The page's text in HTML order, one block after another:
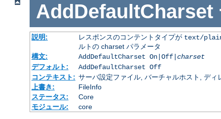
AddDefaultCharset
説明: レスポンスのコンテントタイプが text/
ルトの charset パラメータ
構文:
AddDefaultCharset On|Off| charset
デフォルト:
AddDefaultCharset Off
コンテキスト: サーバ設定ファイル, バーチャルホスト, ディ
上書き:
FileInfo
ステータス:
Core
モジュール:
core